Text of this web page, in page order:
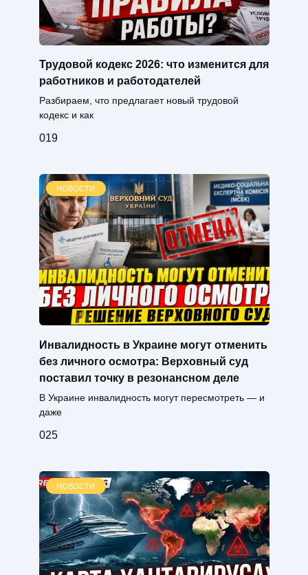
Трудовой кодекс 2026: что изменится для
работников и работодателей
Разбираем, что предлагает новый трудовой
кодекс и как
019
НОВОСТИ
Инвалидность в Украине могут отменить
без личного осмотра: Верховный суд
поставил точку в резонансном деле
В Украине инвалидность могут пересмотреть — и
даже
025
НОВОСТИ